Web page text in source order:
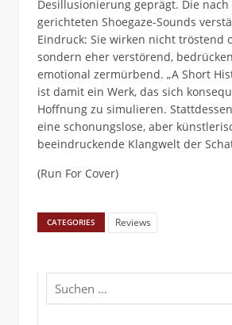
Desillusionierung geprägt. Die
gerichteten Shoegaze-Sounds
Eindruck: Sie wirken nicht tröstend
sondern eher verstörend,
emotional zermürbend. „A Short
ist damit ein Werk, das sich
Hoffnung zu simulieren.
eine schonungslose, aber
beeindruckende Klangwelt der
(Run For Cover)
CATEGORIES Reviews
Suchen
nach: